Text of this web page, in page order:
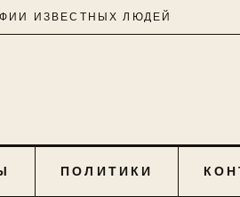
ИЗВЕСТНЫХ ЛЮДЕЙ
ПОЛИТИКИ